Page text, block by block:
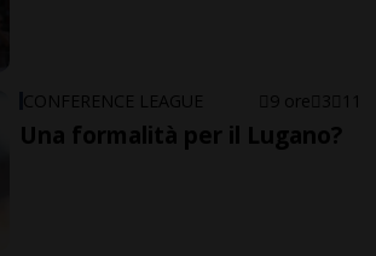
CONFERENCE LEAGUE 9 ore 3 11
Una formalità per il Lugano?